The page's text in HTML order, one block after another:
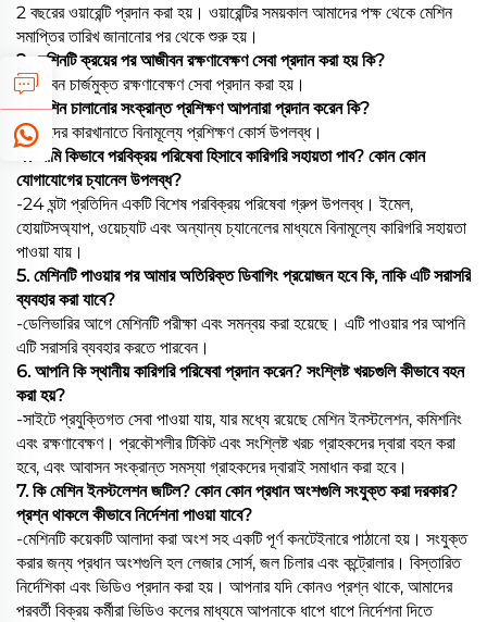
2 বছরের ওয়ারেন্টি প্রদান করা হয়। ওয়ারেন্টির সময়কাল আমাদের পক্ষ থেকে মেশিন
সমাপ্তির তারিখ জানানোর পর থেকে শুরু হয়।
2. মেশিনটি ক্রয়ের পর আজীবন রক্ষণাবেক্ষণ সেবা প্রদান করা হয় কি?
-আজীবন চার্জমুক্ত রক্ষণাবেক্ষণ সেবা প্রদান করা হয়।
3. মেশিন চালানোর সংক্রান্ত প্রশিক্ষণ আপনারা প্রদান করেন কি?
-আমাদের কারখানাতে বিনামূল্যে প্রশিক্ষণ কোর্স উপলব্ধ।
4. আমি কিভাবে পরবিক্রয় পরিষেবা হিসাবে কারিগরি সহায়তা পাব? কোন কোন
যোগাযোগের চ্যানেল উপলব্ধ?
-24 ঘন্টা প্রতিদিন একটি বিশেষ পরবিক্রয় পরিষেবা গ্রুপ উপলব্ধ। ইমেল,
হোয়াটসঅ্যাপ, ওয়েচ্যাট এবং অন্যান্য চ্যানেলের মাধ্যমে বিনামূল্যে কারিগরি সহায়তা
পাওয়া যায়।
5. মেশিনটি পাওয়ার পর আমার অতিরিক্ত ডিবাগিং প্রয়োজন হবে কি, নাকি এটি সরাসরি
ব্যবহার করা যাবে?
-ডেলিভারির আগে মেশিনটি পরীক্ষা এবং সমন্বয় করা হয়েছে। এটি পাওয়ার পর আপনি
এটি সরাসরি ব্যবহার করতে পারবেন।
6. আপনি কি স্থানীয় কারিগরি পরিষেবা প্রদান করেন? সংশ্লিষ্ট খরচগুলি কীভাবে বহন
করা হয়?
-সাইটে প্রযুক্তিগত সেবা পাওয়া যায়, যার মধ্যে রয়েছে মেশিন ইনস্টলেশন, কমিশনিং
এবং রক্ষণাবেক্ষণ। প্রকৌশলীর টিকিট এবং সংশ্লিষ্ট খরচ গ্রাহকদের দ্বারা বহন করা
হবে, এবং আবাসন সংক্রান্ত সমস্যা গ্রাহকদের দ্বারাই সমাধান করা হবে।
7. কি মেশিন ইনস্টলেশন জটিল? কোন কোন প্রধান অংশগুলি সংযুক্ত করা দরকার?
প্রশ্ন থাকলে কীভাবে নির্দেশনা পাওয়া যাবে?
-মেশিনটি কয়েকটি আলাদা করা অংশ সহ একটি পূর্ণ কনটেইনারে পাঠানো হয়। সংযুক্ত
করার জন্য প্রধান অংশগুলি হল লেজার সোর্স, জল চিলার এবং কন্ট্রোলার। বিস্তারিত
নির্দেশিকা এবং ভিডিও প্রদান করা হয়। আপনার যদি কোনও প্রশ্ন থাকে, আমাদের
পরবর্তী বিক্রয় কর্মীরা ভিডিও কলের মাধ্যমে আপনাকে ধাপে ধাপে নির্দেশনা দিতে